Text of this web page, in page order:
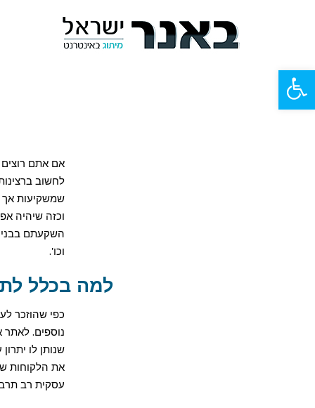
פתח
סרגל
אם אתם
לחשוב
שמשקיעות אך
וכזה שיהיה
השקעתם
וכו'.
למה בכלל
כפי שהוזכר
שנותן לו
את הלקוחות
עסקית רב